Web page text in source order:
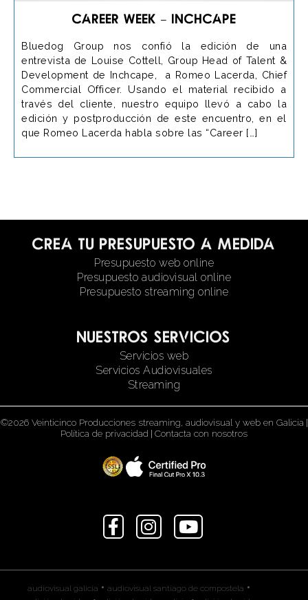
Career Week – Inchcape
Bluedog Group nos confió la edición de una
entrevista de Louise Cottell, Group Head of Talent &
Development de Inchcape, a Romeo Lacerda, Chief
Commercial Officer. Usando el material recibido a
través del cliente, nuestro equipo llevó a cabo la
edición y postproducción de este encuentro, en el
que Romeo Lacerda habla sobre las “Career […]
Crea tu presupuesto a medida
Presupuesto web online
Presupuesto audiovisual online
Presupuesto streaming online
Nuestros servicios
Servicios web
Servicios Audiovisuales
Streaming
©2026 Veinticinco Producciones streaming, audiovisual y web en Galicia |
Política de privacidad | Contacta con nosotros
audiovisual galicia • audiovisual santiago de compostela •